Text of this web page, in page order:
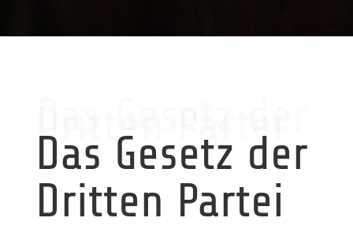
Dritten Partei
Das Gesetz der
Dritten Partei